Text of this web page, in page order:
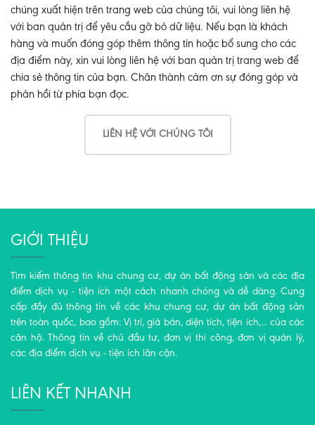
chúng xuất hiện trên trang web của chúng tôi, vui lòng liên hệ
với ban quản trị để yêu cầu gỡ bỏ dữ liệu. Nếu bạn là khách
hàng và muốn đóng góp thêm thông tin hoặc bổ sung cho các
địa điểm này, xin vui lòng liên hệ với ban quản trị trang web để
chia sẻ thông tin của bạn. Chân thành cảm ơn sự đóng góp và
phản hồi từ phía bạn đọc.
LIÊN HỆ VỚI CHÚNG TÔI
GIỚI THIỆU
Tìm kiếm thông tin khu chung cư, dự án bất động sản và các địa
điểm dịch vụ - tiện ích một cách nhanh chóng và dễ dàng. Cung
cấp đầy đủ thông tin về các khu chung cư, dự án bất động sản
trên toàn quốc, bao gồm: Vị trí, giá bán, diện tích, tiện ích,... của các
căn hộ. Thông tin về chủ đầu tư, đơn vị thi công, đơn vị quản lý,
các địa điểm dịch vụ - tiện ích lân cận.
LIÊN KẾT NHANH